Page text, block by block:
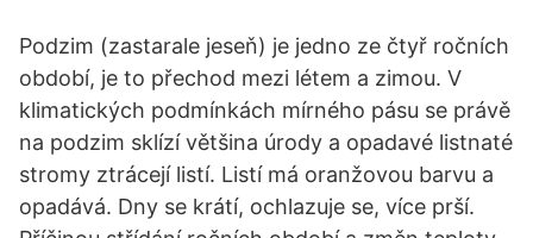
Podzim (zastarale jeseň) je jedno ze čtyř ročních
období, je to přechod mezi létem a zimou. V
klimatických podmínkách mírného pásu se právě
na podzim sklízí většina úrody a opadavé listnaté
stromy ztrácejí listí. Listí má oranžovou barvu a
opadává. Dny se krátí, ochlazuje se, více prší.